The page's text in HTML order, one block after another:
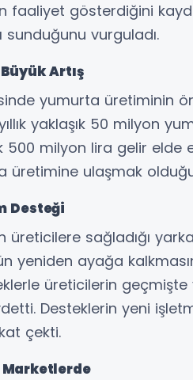
faaliyet gösterdiğini
vurguladı.
Artış
yumurta üretiminin
yaklaşık 50 milyon
500 milyon lira gelir
üretimine ulaşmak
Desteği
üreticilere sağladığı
yeniden ayağa
üreticilerin geçmişte
Desteklerin yeni
çekti.
Marketlerde